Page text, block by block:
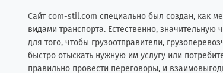
Сайт com-stil.com специально был создан, как
видами транспорта. Естественно,
для того, чтобы грузоотправители,
быстро отыскать нужную им услугу или
правильно провести переговоры, и